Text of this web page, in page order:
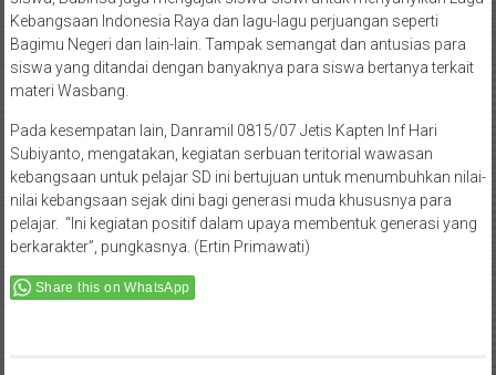
Kebangsaan Indonesia Raya dan lagu-lagu perjuangan seperti
Bagimu Negeri dan lain-lain. Tampak semangat dan antusias para
siswa yang ditandai dengan banyaknya para siswa bertanya terkait
materi Wasbang.
Pada kesempatan lain, Danramil 0815/07 Jetis Kapten Inf Hari
Subiyanto, mengatakan, kegiatan serbuan teritorial wawasan
kebangsaan untuk pelajar SD ini bertujuan untuk menumbuhkan nilai-
nilai kebangsaan sejak dini bagi generasi muda khususnya para
pelajar. “Ini kegiatan positif dalam upaya membentuk generasi yang
berkarakter”, pungkasnya. (Ertin Primawati)
Share this on WhatsApp